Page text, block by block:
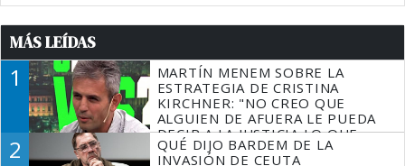
MÁS LEÍDAS
1
MARTÍN MENEM SOBRE LA
ESTRATEGIA DE CRISTINA
KIRCHNER: "NO CREO QUE
ALGUIEN DE AFUERA LE PUEDA
DECIR A LA JUSTICIA LO QUE
TIENE QUE HACER"
2
QUÉ DIJO BARDEM DE LA
INVASIÓN DE CEUTA